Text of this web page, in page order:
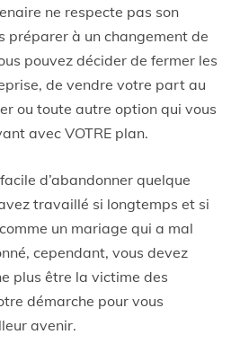
ne respecte pas son
préparer à un changement de
pouvez décider de fermer les
de vendre votre part au
ou toute autre option qui vous
avec VOTRE plan.
d’abandonner quelque
travaillé si longtemps et si
un mariage qui a mal
cependant, vous devez
plus être la victime des
démarche pour vous
avenir.